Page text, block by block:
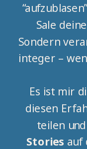
Sale
Sondern
integer –
Es ist mir
diesen
teilen
Stories auf